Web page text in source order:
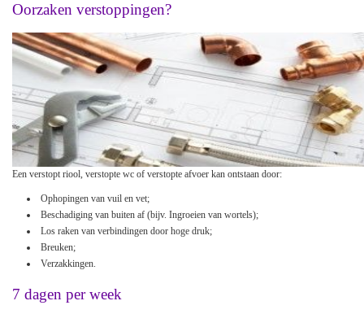
Oorzaken verstoppingen?
Een verstopt riool, verstopte wc of verstopte afvoer kan ontstaan door:
Ophopingen van vuil en vet;
Beschadiging van buiten af (bijv. Ingroeien van wortels);
Los raken van verbindingen door hoge druk;
Breuken;
Verzakkingen.
7 dagen per week